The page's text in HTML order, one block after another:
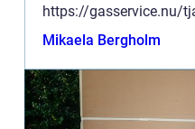
https://gasservice.nu/
gasspis/. Med en gass...
Mikaela Bergholm